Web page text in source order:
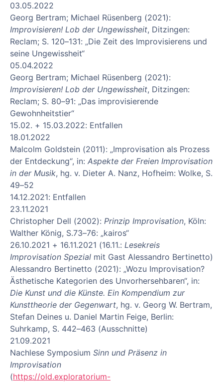
03.05.2022
Georg Bertram; Michael Rüsenberg (2021):
Improvisieren! Lob der Ungewissheit, Ditzingen:
Reclam; S. 120–131: „Die Zeit des Improvisierens und
seine Ungewissheit“
05.04.2022
Georg Bertram; Michael Rüsenberg (2021):
Improvisieren! Lob der Ungewissheit, Ditzingen:
Reclam; S. 80–91: „Das improvisierende
Gewohnheitstier“
15.02. + 15.03.2022: Entfallen
18.01.2022
Malcolm Goldstein (2011): „Improvisation als Prozess
der Entdeckung“, in: Aspekte der Freien Improvisation
in der Musik, hg. v. Dieter A. Nanz, Hofheim: Wolke, S.
49–52
14.12.2021: Entfallen
23.11.2021
Christopher Dell (2002): Prinzip Improvisation, Köln:
Walther König, S.73–76: „kairos“
26.10.2021 + 16.11.2021 (16.11.: Lesekreis
Improvisation Spezial mit Gast Alessandro Bertinetto)
Alessandro Bertinetto (2021): „Wozu Improvisation?
Ästhetische Kategorien des Unvorhersehbaren“, in:
Die Kunst und die Künste. Ein Kompendium zur
Kunsttheorie der Gegenwart, hg. v. Georg W. Bertram,
Stefan Deines u. Daniel Martin Feige, Berlin:
Suhrkamp, S. 442–463 (Ausschnitte)
21.09.2021
Nachlese Symposium Sinn und Präsenz in
Improvisation
(https://old.exploratorium-